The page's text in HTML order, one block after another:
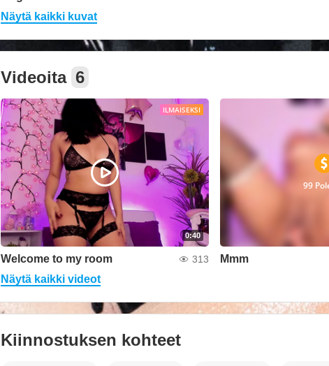
Näytä kaikki kuvat
Videoita 6
ILMAISEKSI
0:40
Welcome to my room 313
99
Mmm
Näytä kaikki videot
Kiinnostuksen kohteet